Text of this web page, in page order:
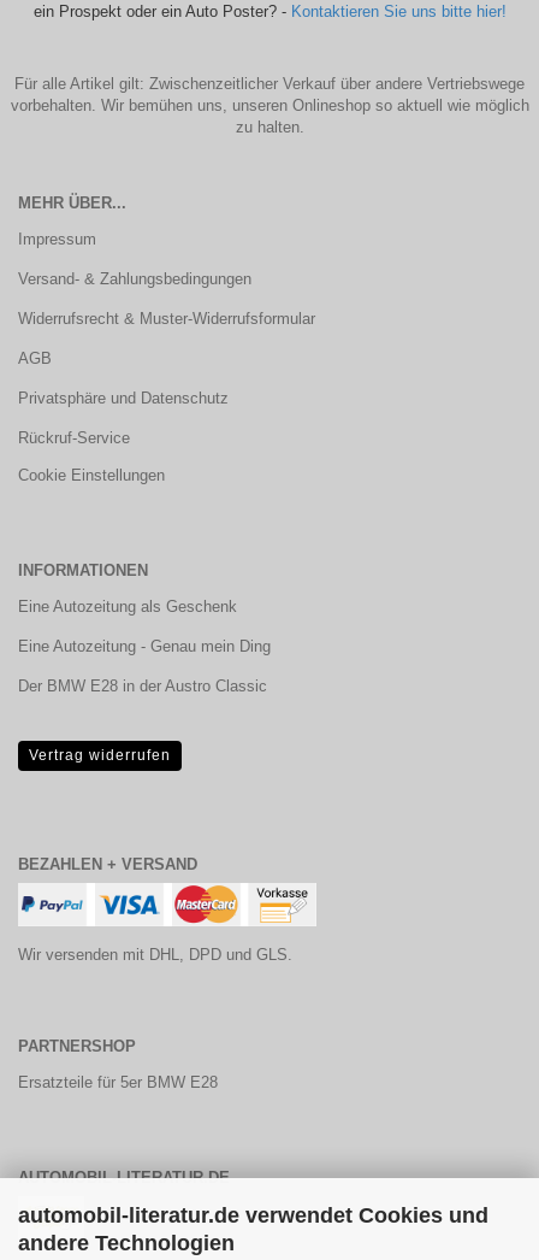
automobil-literatur.de verwendet Cookies und
andere Technologien
ein Prospekt oder ein Auto Poster? - Kontaktieren Sie uns bitte hier!
Für alle Artikel gilt: Zwischenzeitlicher Verkauf über andere Vertriebswege
vorbehalten. Wir bemühen uns, unseren Onlineshop so aktuell wie möglich
zu halten.
MEHR ÜBER...
Impressum
Versand- & Zahlungsbedingungen
Widerrufsrecht & Muster-Widerrufsformular
AGB
Privatsphäre und Datenschutz
Rückruf-Service
Cookie Einstellungen
INFORMATIONEN
Eine Autozeitung als Geschenk
Eine Autozeitung - Genau mein Ding
Der BMW E28 in der Austro Classic
Vertrag widerrufen
BEZAHLEN + VERSAND
Wir versenden mit DHL, DPD und GLS.
PARTNERSHOP
Ersatzteile für 5er BMW E28
AUTOMOBIL-LITERATUR.DE